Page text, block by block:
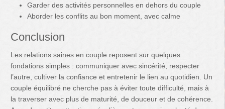
Garder des activités personnelles en dehors du couple
Aborder les conflits au bon moment, avec calme
Conclusion
Les relations saines en couple reposent sur quelques
fondations simples : communiquer avec sincérité, respecter
l’autre, cultiver la confiance et entretenir le lien au quotidien. Un
couple équilibré ne cherche pas à éviter toute difficulté, mais à
la traverser avec plus de maturité, de douceur et de cohérence.